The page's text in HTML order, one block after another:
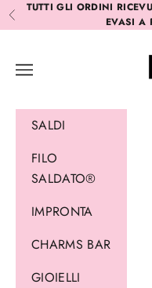
Vai al contenuto
Precedente
TUTTI GLI ORDINI
EVASI A
Menù
SALDI
FILO
SALDATO®
IMPRONTA
CHARMS BAR
GIOIELLI